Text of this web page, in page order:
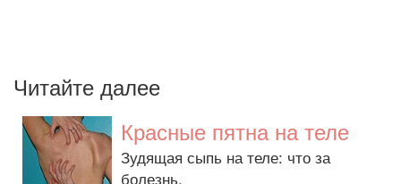
Читайте далее
Красные пятна на теле
Зудящая сыпь на теле: что за
болезнь.